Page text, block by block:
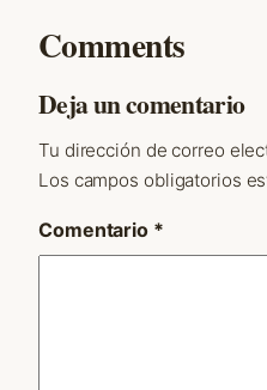
Comments
Deja un comentario
Tu dirección de correo
Los campos obligatorios
Comentario *